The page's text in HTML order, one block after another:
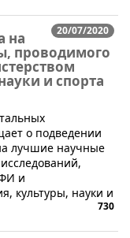
20/07/2020
на
проводимого
и спорта
о подведении
лучшие научные
и
культуры, науки и
730